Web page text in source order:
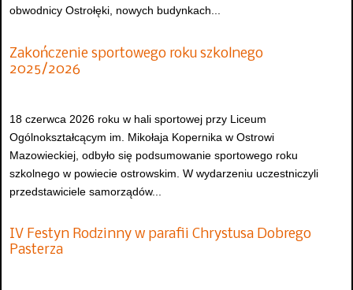
obwodnicy Ostrołęki, nowych budynkach...
Zakończenie sportowego roku szkolnego
2025/2026
18 czerwca 2026 roku w hali sportowej przy Liceum
Ogólnokształcącym im. Mikołaja Kopernika w Ostrowi
Mazowieckiej, odbyło się podsumowanie sportowego roku
szkolnego w powiecie ostrowskim. W wydarzeniu uczestniczyli
przedstawiciele samorządów...
IV Festyn Rodzinny w parafii Chrystusa Dobrego
Pasterza